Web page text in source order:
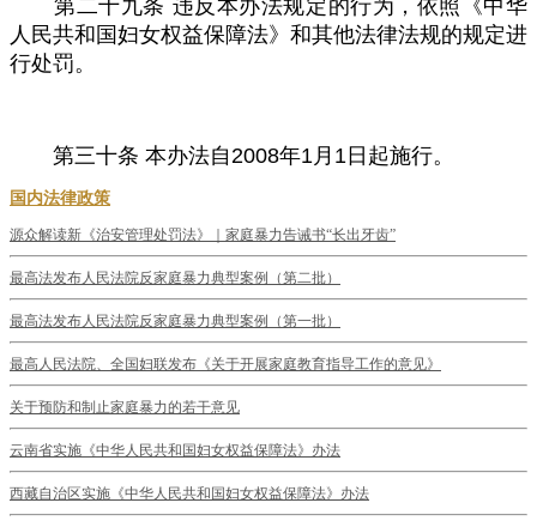
第二十九条 违反本办法规定的行为，依照《中华
人民共和国妇女权益保障法》和其他法律法规的规定进
行处罚。
第三十条 本办法自2008年1月 1 日起施行。
国内法律政策
源众解读新《治安管理处罚法》｜家庭暴力告诫书“长出牙齿”
最高法发布人民法院反家庭暴力典型案例（第二批）
最高法发布人民法院反家庭暴力典型案例（第一批）
最高人民法院、全国妇联发布《关于开展家庭教育指导工作的意见》
关于预防和制止家庭暴力的若干意见
云南省实施《中华人民共和国妇女权益保障法》办法
西藏自治区实施《中华人民共和国妇女权益保障法》办法